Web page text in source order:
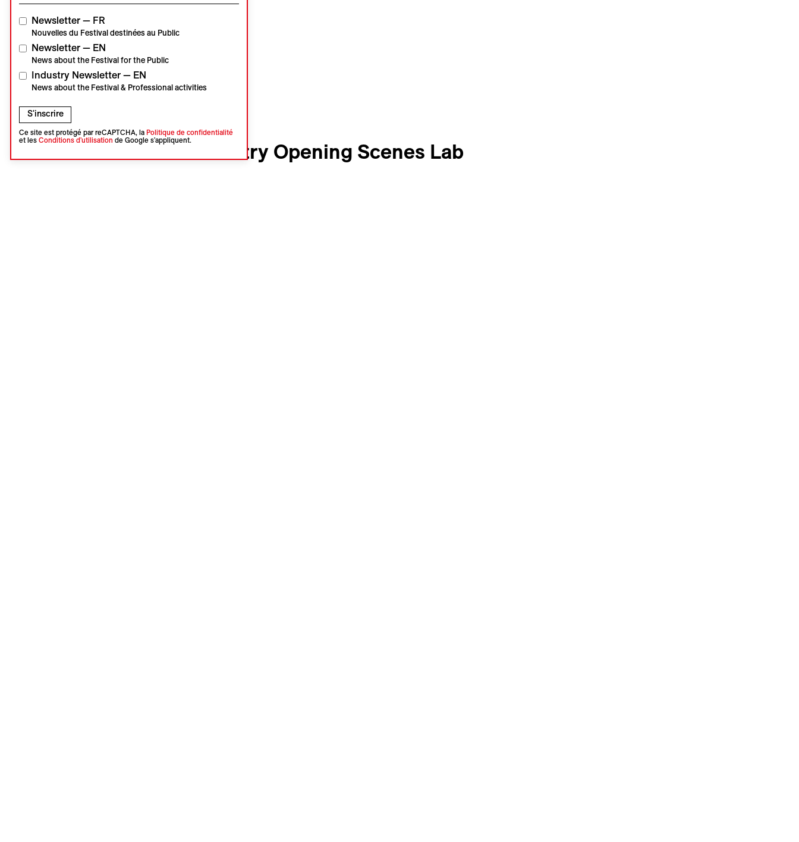
Visions du Réel
VdR2025 – VdR–Industry Opening Scenes Lab
Newsletter — FR
Nouvelles du Festival destinées au Public
Newsletter — EN
News about the Festival for the Public
Industry Newsletter — EN
News about the Festival & Professional activities
S'inscrire
Ce site est protégé par reCAPTCHA, la Politique de confidentialité
et les Conditions d'utilisation de Google s'appliquent.